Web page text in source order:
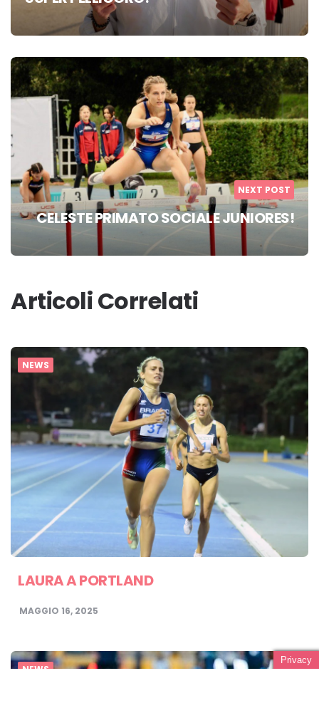
NEXT POST
CELESTE PRIMATO SOCIALE JUNIORES!
Articoli Correlati
NEWS
LAURA A PORTLAND
MAGGIO 16, 2025
NEWS
Privacy